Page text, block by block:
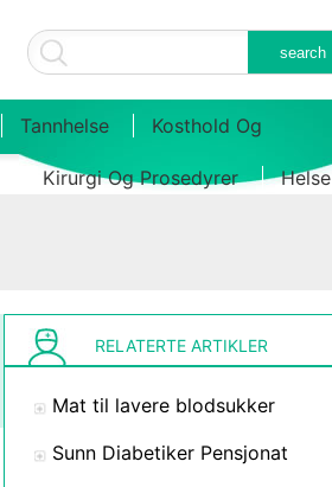
Tannhelse Kosthold Og
Kirurgi Og Prosedyrer Helse
RELATERTE ARTIKLER
Mat til lavere blodsukker
Sunn Diabetiker Pensjonat